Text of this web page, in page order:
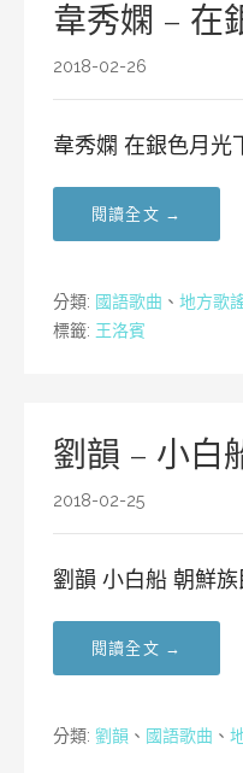
韋秀嫻 – 在
2018-02-26
韋秀嫻 在銀色月光
閱讀全文 →
分類: 國語歌曲 、 地方歌
標籤: 王洛賓
劉韻 – 小白
2018-02-25
劉韻 小白船 朝鮮
閱讀全文 →
分類: 劉韻 、 國語歌曲 、